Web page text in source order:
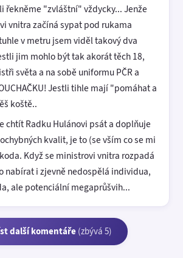
řekněme "zvláštní" vždycky... Jenže
vnitra začíná sypat pod rukama
v metru jsem viděl takový dva
jim mohlo být tak akorát těch 18,
světa a na sobě uniformu PČR a
Jestli tihle mají "pomáhat a
koště..
chtít Radku Hulánovi psát a doplňuje
kvalit, je to (se vším co se mi
Když se ministrovi vnitra rozpadá
nabírat i zjevně nedospělá individua,
ale potenciální megaprůšvih...
další komentáře (zbývá 5)